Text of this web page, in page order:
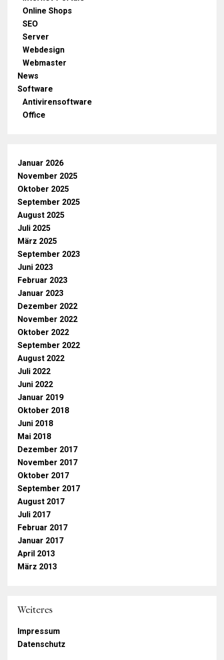
Online Shops
SEO
Server
Webdesign
Webmaster
News
Software
Antivirensoftware
Office
Januar 2026
November 2025
Oktober 2025
September 2025
August 2025
Juli 2025
März 2025
September 2023
Juni 2023
Februar 2023
Januar 2023
Dezember 2022
November 2022
Oktober 2022
September 2022
August 2022
Juli 2022
Juni 2022
Januar 2019
Oktober 2018
Juni 2018
Mai 2018
Dezember 2017
November 2017
Oktober 2017
September 2017
August 2017
Juli 2017
Februar 2017
Januar 2017
April 2013
März 2013
Weiteres
Impressum
Datenschutz